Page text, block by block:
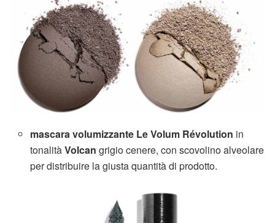
mascara volumizzante Le Volum Révolution in
tonalitàVolcan grigio cenere, con scovolino alveolare
per distribuire la giusta quantità di prodotto.